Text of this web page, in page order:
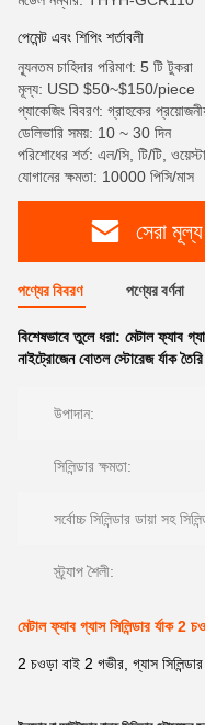
পেমেন্ট এবং শিপিং শর্তাবলী
ন্যূনতম চাহিদার পরিমাণ: 5 টি টুকরা
মূল্য: USD $50~$150/piece
প্যাকেজিং বিবরণ: গ্রাহকের
ডেলিভারি সময়: 10 ~ 30 দিন
পরিশোধের শর্ত: এল/সি, টি/টি,
যোগানের ক্ষমতা: 10000 পিসি/মাস
সেরা
পণ্যের বিবরণ পণ্যের বর্ণনা
বিশেষভাবে তুলে ধরা: মেটাল ফ্যাব
নাইট্রোজেন বোতল স্টোরেজ র্যাক তৈরি
উপাদান:
সিলিন্ডার ক্ষমতা:
সর্বোচ্চ সিলিন্ডার ডায়া সহ
স্ট্র্যাপ শৈলী:
মেটাল ফ্যাব গ্যাস সিলিন্ডার র্যাক
2 চওড়া বাই 2 গভীর, গ্যাস